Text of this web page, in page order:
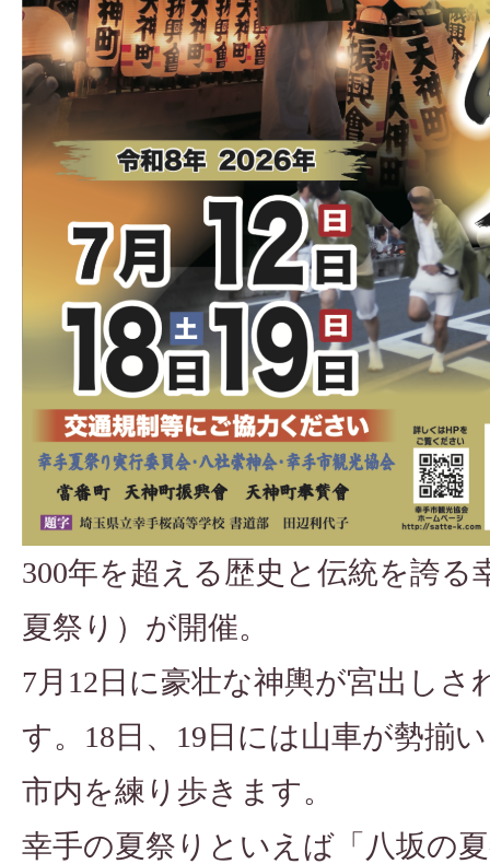
300年を超える歴史と伝統を誇る
夏祭り）が開催。
7月12日に豪壮な神輿が宮出し
す。18日、19日には山車が勢揃
市内を練り歩きます。
幸手の夏祭りといえば「八坂の